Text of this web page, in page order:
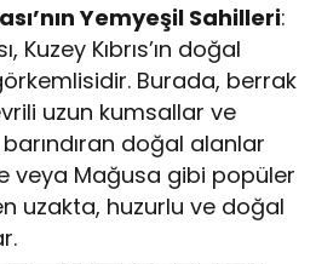
Yemyeşil Sahilleri:
Kuzey Kıbrıs’ın doğal
Burada, berrak
uzun kumsallar ve
doğal alanlar
veya Mağusa gibi popüler
uzakta, huzurlu ve doğal